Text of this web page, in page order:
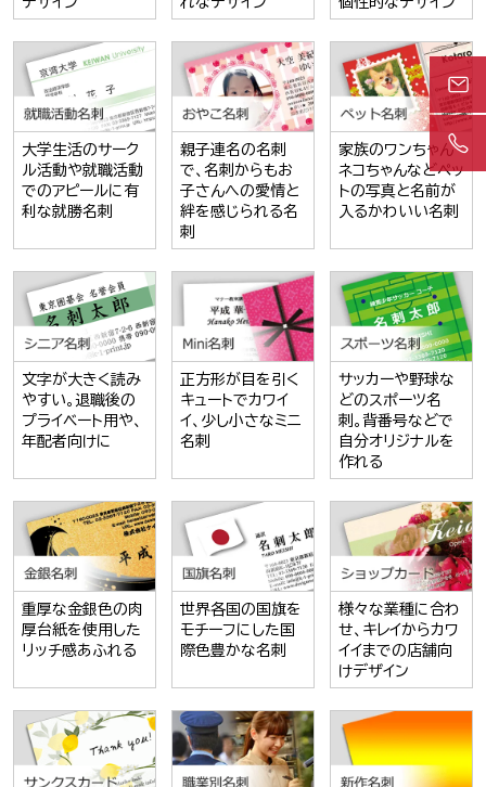
大学生活のサーク
ル活動や就職活動
でのアピールに有
利な就勝名刺
親子連名の名刺
で、名刺からもお
子さんへの愛情と
絆を感じられる名
刺
家族のワンちゃん
ネコちゃんなどペッ
トの写真と名前が
入るかわいい名刺
文字が大きく読み
やすい。退職後の
プライベート用や、
年配者向けに
正方形が目を引く
キュートでカワイ
イ、少し小さなミニ
名刺
サッカーや野球な
どのスポーツ名
刺。背番号などで
自分オリジナルを
作れる
重厚な金銀色の肉
厚台紙を使用した
リッチ感あふれる
世界各国の国旗を
モチーフにした国
際色豊かな名刺
様々な業種に合わ
せ、キレイからカワ
イイまでの店舗向
けデザイン